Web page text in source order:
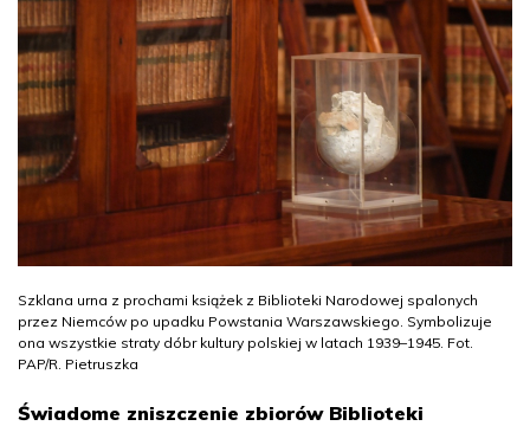
Szklana urna z prochami książek z Biblioteki Narodowej spalonych
przez Niemców po upadku Powstania Warszawskiego. Symbolizuje
ona wszystkie straty dóbr kultury polskiej w latach 1939–1945. Fot.
PAP/R. Pietruszka
Świadome zniszczenie zbiorów Biblioteki